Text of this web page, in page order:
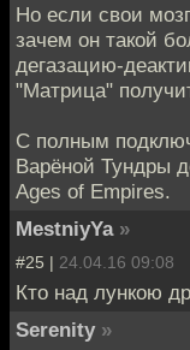
Но если свои
зачем он такой
дегазацию-
"Матрица"
С полным
Варёной Тундры
Ages of Empires.
MestniyYa »
#25 | 24.04.16 09:08
Кто над лункою
Serenity »